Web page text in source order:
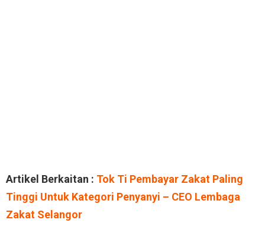
Artikel Berkaitan : Tok Ti Pembayar Zakat Paling
Tinggi Untuk Kategori Penyanyi – CEO Lembaga
Zakat Selangor